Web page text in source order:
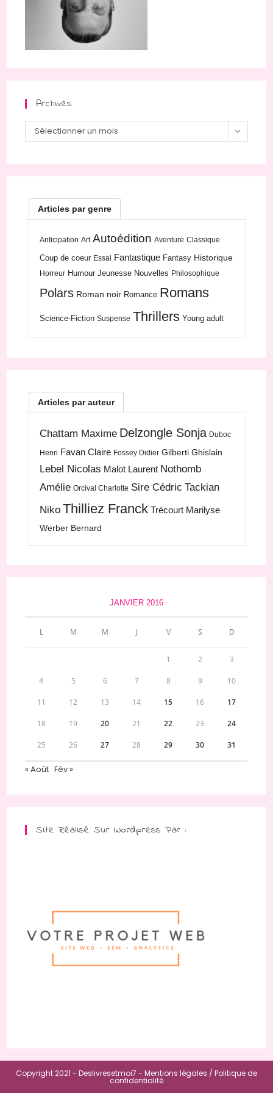
Archives
Archives
Sélectionner un mois
Articles par genre
Anticipation Art Autoédition Aventure Classique
Coup de coeur Essai Fantastique Fantasy Historique
Horreur Humour Jeunesse Nouvelles Philosophique
Polars Roman noir Romance Romans
Science-Fiction Suspense Thrillers Young adult
Articles par auteur
Chattam Maxime Delzongle Sonja Duboc
Henri Favan Claire Fossey Didier Gilberti Ghislain
Lebel Nicolas Malot Laurent Nothomb
Amélie Orcival Charlotte Sire Cédric Tackian
Niko Thilliez Franck Trécourt Marilyse
Werber Bernard
JANVIER 2016
L M M J V S D
1 2 3
4 5 6 7 8 9 10
11 12 13 14 15 16 17
18 19 20 21 22 23 24
25 26 27 28 29 30 31
« Août Fév »
Site Réalisé Sur Wordpress Par :
Copyright 2021 - Deslivresetmoi7 - Mentions légales / Politique de
confidentialité